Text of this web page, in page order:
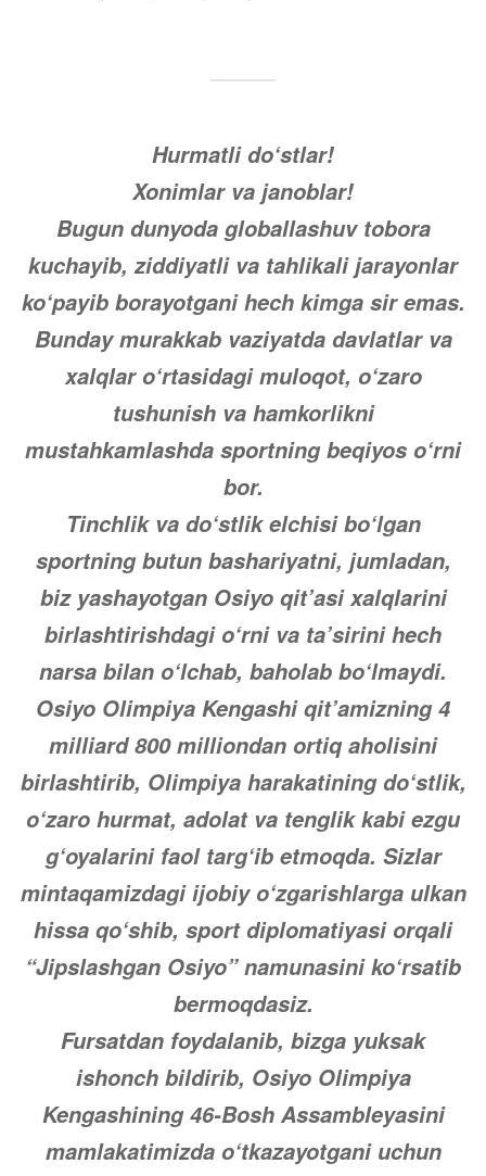
Hurmatli do‘stlar!
Xonimlar va janoblar!
Bugun dunyoda globallashuv tobora
kuchayib, ziddiyatli va tahlikali jarayonlar
ko‘payib borayotgani hech kimga sir emas.
Bunday murakkab vaziyatda davlatlar va
xalqlar o‘rtasidagi muloqot, o‘zaro
tushunish va hamkorlikni
mustahkamlashda sportning beqiyos o‘rni
bor.
Tinchlik va do‘stlik elchisi bo‘lgan
sportning butun bashariyatni, jumladan,
biz yashayotgan Osiyo qit’asi xalqlarini
birlashtirishdagi o‘rni va ta’sirini hech
narsa bilan o‘lchab, baholab bo‘lmaydi.
Osiyo Olimpiya Kengashi qit’amizning 4
milliard 800 milliondan ortiq aholisini
birlashtirib, Olimpiya harakatining do‘stlik,
o‘zaro hurmat, adolat va tenglik kabi ezgu
g‘oyalarini faol targ‘ib etmoqda. Sizlar
mintaqamizdagi ijobiy o‘zgarishlarga ulkan
hissa qo‘shib, sport diplomatiyasi orqali
“Jipslashgan Osiyo” namunasini ko‘rsatib
bermoqdasiz.
Fursatdan foydalanib, bizga yuksak
ishonch bildirib, Osiyo Olimpiya
Kengashining 46-Bosh Assambleyasini
mamlakatimizda o‘tkazayotgani uchun